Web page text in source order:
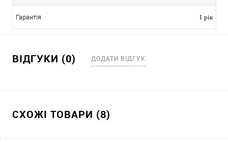
Гарантія 1 рік
ВІДГУКИ (0) ДОДАТИ ВІДГУК
СХОЖІ ТОВАРИ (8)